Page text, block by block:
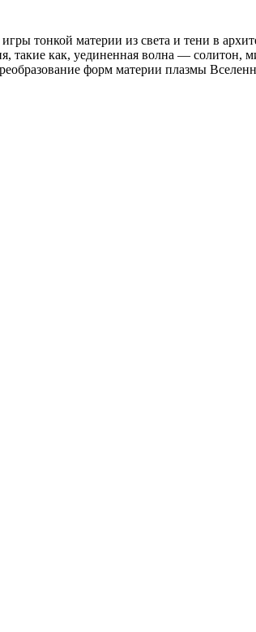
тонкой материи из света и тени в
такие как, уединенная волна —
форм материи плазмы